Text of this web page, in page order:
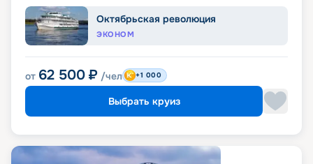
Октябрьская революция
ЭКОНОМ
от 62 500 ₽ /чел +1 000
Выбрать круиз